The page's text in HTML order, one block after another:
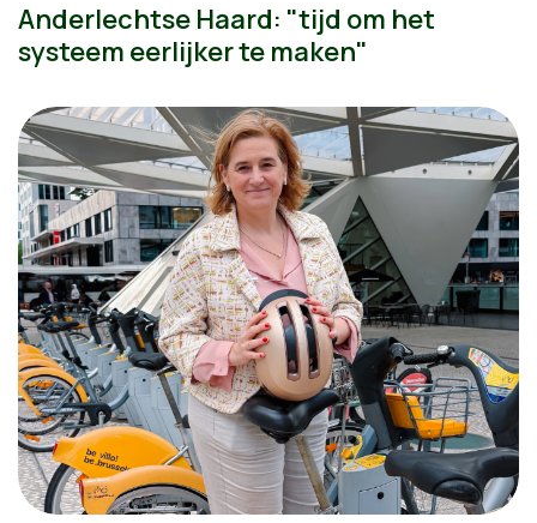
Anderlechtse Haard: "tijd om het
systeem eerlijker te maken"